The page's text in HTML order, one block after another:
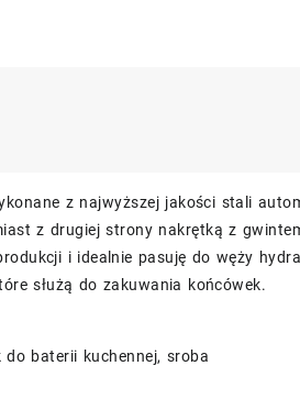
z najwyższej jakości stali
z drugiej strony nakrętką z
i idealnie pasuję do węży
służą do zakuwania końcówek.
baterii kuchennej, sroba